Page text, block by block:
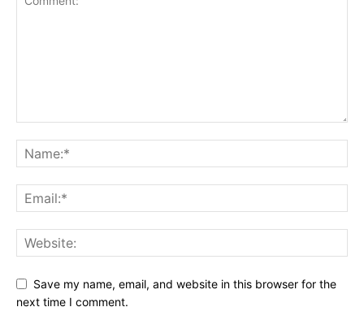
Save my name, email, and website in this browser for the
next time I comment.